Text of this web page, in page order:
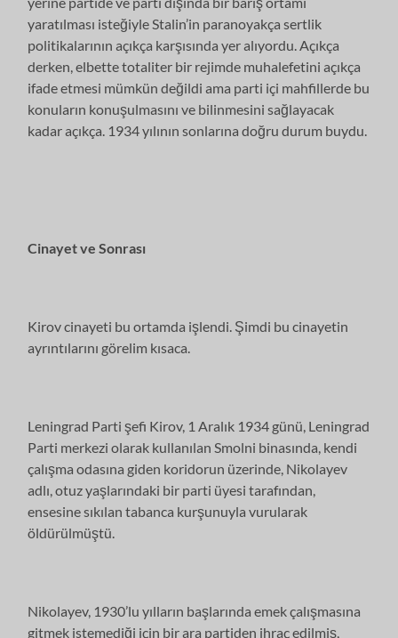
yaratılması isteğiyle Stalin’in paranoyakça sertlik
politikalarının açıkça karşısında yer alıyordu. Açıkça
derken, elbette totaliter bir rejimde muhalefetini açıkça
ifade etmesi mümkün değildi ama parti içi mahfillerde bu
konuların konuşulmasını ve bilinmesini sağlayacak
kadar açıkça. 1934 yılının sonlarına doğru durum buydu.
Cinayet ve Sonrası
Kirov cinayeti bu ortamda işlendi. Şimdi bu cinayetin
ayrıntılarını görelim kısaca.
Leningrad Parti şefi Kirov, 1 Aralık 1934 günü, Leningrad
Parti merkezi olarak kullanılan Smolni binasında, kendi
çalışma odasına giden koridorun üzerinde, Nikolayev
adlı, otuz yaşlarındaki bir parti üyesi tarafından,
ensesine sıkılan tabanca kurşunuyla vurularak
öldürülmüştü.
Nikolayev, 1930’lu yılların başlarında emek çalışmasına
gitmek istemediği için bir ara partiden ihraç edilmiş,